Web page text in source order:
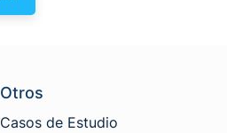
Otros
Casos de Estudio